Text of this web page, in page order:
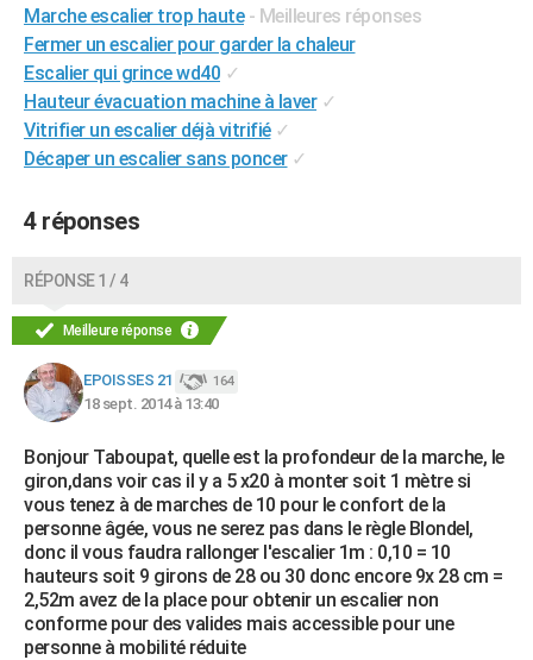
GUIDES D'ACHAT
BONS PLANS
Carte de Noël
Carte Bonne année
Carte Saint-Valentin
Carte Pâques
Carte d'anniversaire
DICTIONNAIRE
Dictionnaire
Biographies
Citations
Expressions
Proverbes
PROGRAMME TV
FORUM
Bricolage
Lifestyle
Culture
Sport
Auto
Television
Voyage
Cinema
Marche escalier trop haute - Meilleures réponses
Fermer un escalier pour garder la chaleur
Escalier qui grince wd40 ✓
Hauteur évacuation machine à laver ✓
Vitrifier un escalier déjà vitrifié ✓
Décaper un escalier sans poncer ✓
4 réponses
RÉPONSE 1 / 4
Meilleure réponse
EPOISSES 21 164
18 sept. 2014 à 13:40
Bonjour Taboupat, quelle est la profondeur de la marche, le
giron,dans voir cas il y a 5 x20 à monter soit 1 mètre si
vous tenez à de marches de 10 pour le confort de la
personne âgée, vous ne serez pas dans le règle Blondel,
donc il vous faudra rallonger l'escalier 1m : 0,10 = 10
hauteurs soit 9 girons de 28 ou 30 donc encore 9x 28 cm =
2,52m avez de la place pour obtenir un escalier non
conforme pour des valides mais accessible pour une
personne à mobilité réduite